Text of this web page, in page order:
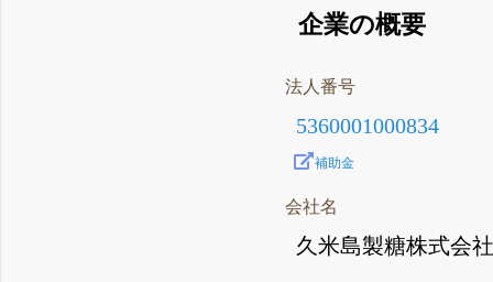
企業の概要
法人番号
5360001000834
補助金
会社名
久米島製糖株式会